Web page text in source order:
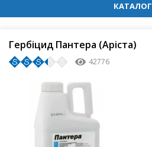
КАТАЛОГ
Гербіцид Пантера (Аріста)
42776